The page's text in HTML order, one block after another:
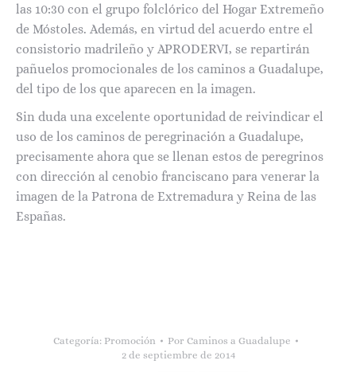
las 10:30 con el grupo folclórico del Hogar Extremeño
de Móstoles. Además, en virtud del acuerdo entre el
consistorio madrileño y APRODERVI, se repartirán
pañuelos promocionales de los caminos a Guadalupe,
del tipo de los que aparecen en la imagen.
Sin duda una excelente oportunidad de reivindicar el
uso de los caminos de peregrinación a Guadalupe,
precisamente ahora que se llenan estos de peregrinos
con dirección al cenobio franciscano para venerar la
imagen de la Patrona de Extremadura y Reina de las
Españas.
Categoría: Promoción Por Caminos a Guadalupe
2 de septiembre de 2014